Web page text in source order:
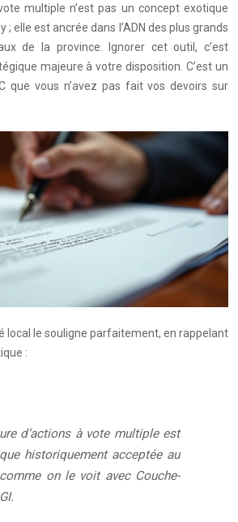
multiple n’est pas un concept exotique
; elle est ancrée dans l’ADN des plus grands
de la province. Ignorer cet outil, c’est
majeure à votre disposition. C’est un
que vous n’avez pas fait vos devoirs sur
local le souligne parfaitement, en rappelant
:
d’actions à vote multiple est
historiquement acceptée au
on le voit avec Couche-